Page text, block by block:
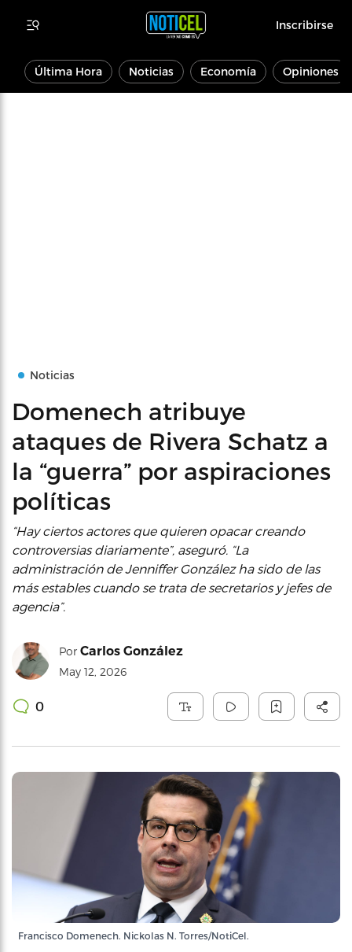
Inscribirse
Última Hora Noticias Economía Opiniones
Noticias
Domenech atribuye
ataques de Rivera Schatz a
la “guerra” por aspiraciones
políticas
“Hay ciertos actores que quieren opacar creando
controversias diariamente”, aseguró. “La
administración de Jenniffer González ha sido de las
más estables cuando se trata de secretarios y jefes de
agencia”.
Por Carlos González
May 12, 2026
0
Francisco Domenech. Nickolas N. Torres/NotiCel.